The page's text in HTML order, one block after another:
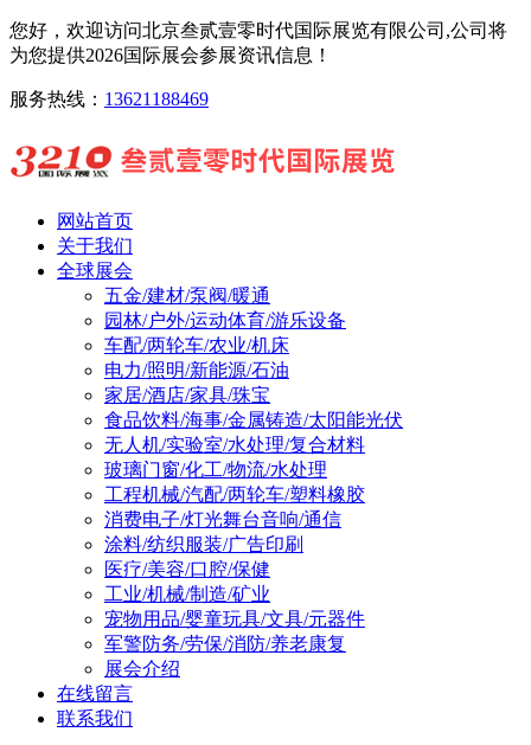
您好，欢迎访问北京叁贰壹零时代国际展览有限公司,公司将
为您提供2026国际展会参展资讯信息！
服务热线： 13621188469
网站首页
关于我们
全球展会
五金/建材/泵阀/暖通
园林/户外/运动体育/游乐设备
车配/两轮车/农业/机床
电力/照明/新能源/石油
家居/酒店/家具/珠宝
食品饮料/海事/金属铸造/太阳能光伏
无人机/实验室/水处理/复合材料
玻璃门窗/化工/物流/水处理
工程机械/汽配/两轮车/塑料橡胶
消费电子/灯光舞台音响/通信
涂料/纺织服装/广告印刷
医疗/美容/口腔/保健
工业/机械/制造/矿业
宠物用品/婴童玩具/文具/元器件
军警防务/劳保/消防/养老康复
展会介绍
在线留言
联系我们